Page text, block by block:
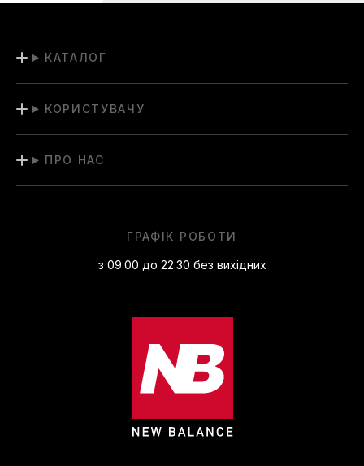
КАТАЛОГ
КОРИСТУВАЧУ
ПРО НАС
ГРАФІК РОБОТИ
з 09:00 до 22:30 без вихідних